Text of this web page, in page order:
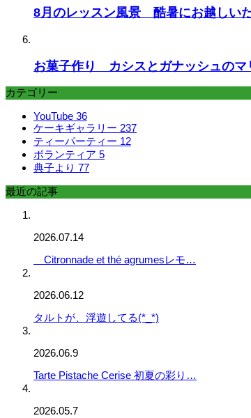
8月のレッスン風景 酷暑にお越しい
お菓子作り カシスとガナッシュの
カテゴリー
YouTube 36
ケーキギャラリー 237
ティーパーティー 12
ボランティア 5
典子より 77
最近の記事
2026.07.14
Citronnade et thé agrumesレモ…
2026.06.12
タルトが、浮遊してる(*_*)
2026.06.9
Tarte Pistache Cerise 初夏の彩り…
2026.05.7